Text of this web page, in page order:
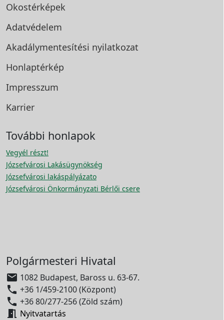
Okostérképek
Adatvédelem
Akadálymentesítési nyilatkozat
Honlaptérkép
Impresszum
Karrier
További honlapok
Vegyél részt!
Józsefvárosi Lakásügynökség
Józsefvárosi lakáspályázato
Józsefvárosi Önkormányzati Bérlői csere
Polgármesteri Hivatal
 1082 Budapest, Baross u. 63-67.
 +36 1/459-2100 (Központ)
 +36 80/277-256 (Zöld szám)
 Nyitvatartás